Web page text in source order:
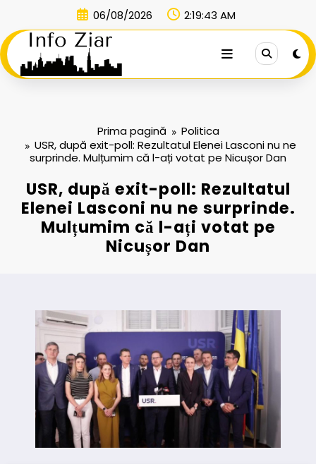
conținut
06/08/2026 2:19:43 AM
Prima pagină
Politica
USR, după exit-poll: Rezultatul Elenei Lasconi nu ne
surprinde. Mulțumim că l-ați votat pe Nicușor Dan
USR, după exit-poll: Rezultatul
Elenei Lasconi nu ne surprinde.
Mulțumim că l-ați votat pe
Nicușor Dan